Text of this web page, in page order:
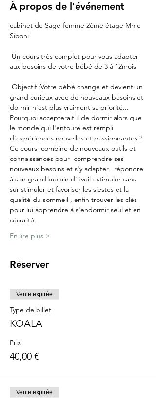
À propos de l'événement
cabinet de Sage-femme 2ème étage Mme
Siboni
Un cours très complet pour vous adapter
aux besoins de votre bébé de 3 à 12mois
Objectif :Votre bébé change et devient un
grand curieux avec de nouveaux besoins et
dormir n'est plus vraiment sa priorité...
Pourquoi accepterait il de dormir alors que
le monde qui l'entoure est rempli
d'expériences nouvelles et passionnantes ?
Ce cours  combine de nouveaux outils et
connaissances pour  comprendre ses
nouveaux besoins et s'y adapter,  répondre
à son grand besoin d'éveil : stimuler sans
sur stimuler et favoriser les siestes et la
qualité du sommeil , enfin trouver les clés
pour lui apprendre à s'endormir seul et en
sécurité.
En lire plus >
Réserver
Vente expirée
Type de billet
KOALA
Prix
40,00 €
Vente expirée